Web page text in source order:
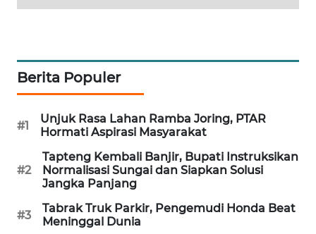
Berita Populer
#1
Unjuk Rasa Lahan Ramba Joring, PTAR
Hormati Aspirasi Masyarakat
#2
Tapteng Kembali Banjir, Bupati Instruksikan
Normalisasi Sungai dan Siapkan Solusi
Jangka Panjang
#3
Tabrak Truk Parkir, Pengemudi Honda Beat
Meninggal Dunia
MEDAN
NEWS
METRO
JAKARTA
KRT
NEWS